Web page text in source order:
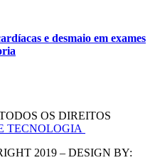
e desmaio em exames
OS DIREITOS
TECNOLOGIA
2019 – DESIGN BY: